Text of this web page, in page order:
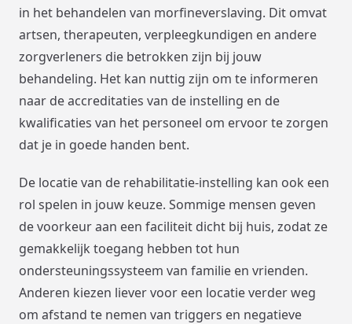
in het behandelen van morfineverslaving. Dit omvat
artsen, therapeuten, verpleegkundigen en andere
zorgverleners die betrokken zijn bij jouw
behandeling. Het kan nuttig zijn om te informeren
naar de accreditaties van de instelling en de
kwalificaties van het personeel om ervoor te zorgen
dat je in goede handen bent.
De locatie van de rehabilitatie-instelling kan ook een
rol spelen in jouw keuze. Sommige mensen geven
de voorkeur aan een faciliteit dicht bij huis, zodat ze
gemakkelijk toegang hebben tot hun
ondersteuningssysteem van familie en vrienden.
Anderen kiezen liever voor een locatie verder weg
om afstand te nemen van triggers en negatieve